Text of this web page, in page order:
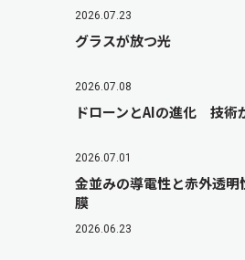
2026.07.23
グラスが放つ光
2026.07.08
ドローンとAIの進化 技術
2026.07.01
金並みの導電性と赤外透
膜
2026.06.23